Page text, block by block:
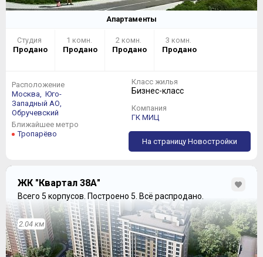
Апартаменты
Студия
Продано
1 комн.
Продано
2 комн.
Продано
3 комн.
Продано
Расположение
Москва,
Юго-
Западный АО,
Обручевский
Ближайшее метро
Тропарёво
Класс жилья
Бизнес-класс
Компания
ГК МИЦ
На страницу Новостройки
ЖК "Квартал 38А"
Всего 5 корпусов. Построено 5. Всё распродано.
2.04 км